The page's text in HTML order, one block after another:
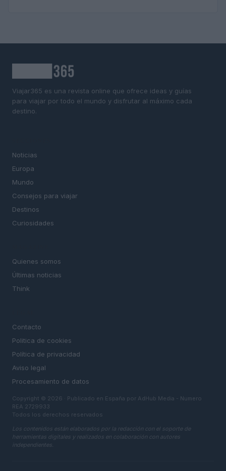
Viajar365 es una revista online que ofrece ideas y guías
para viajar por todo el mundo y disfrutar al máximo cada
destino.
Noticias
Europa
Mundo
Consejos para viajar
Destinos
Curiosidades
Quienes somos
Últimas noticias
Think
Contacto
Politica de cookies
Política de privacidad
Aviso legal
Procesamiento de datos
Copyright © 2026 · Publicado en España por AdHub Media - Numero
REA 2729933
Todos los derechos reservados
Los contenidos están elaborados por la redacción con el soporte de
herramientas digitales y realizados en colaboración con autores
independientes.